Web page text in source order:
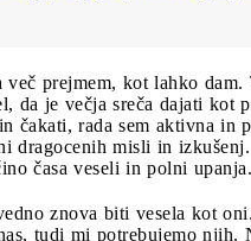
prejmem, kot lahko dam.
da je večja sreča dajati kot
čakati, rada sem aktivna in
dragocenih misli in
časa veseli in polni upanja.
znova biti vesela kot
tudi mi potrebujemo njih.